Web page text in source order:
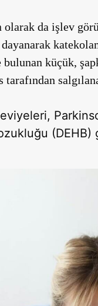
olarak da işlev
küçük,
tarafından
(DEHB)